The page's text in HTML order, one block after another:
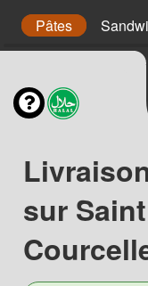
Pâtes
sur